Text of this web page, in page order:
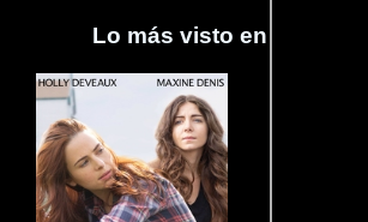
Lo más visto en